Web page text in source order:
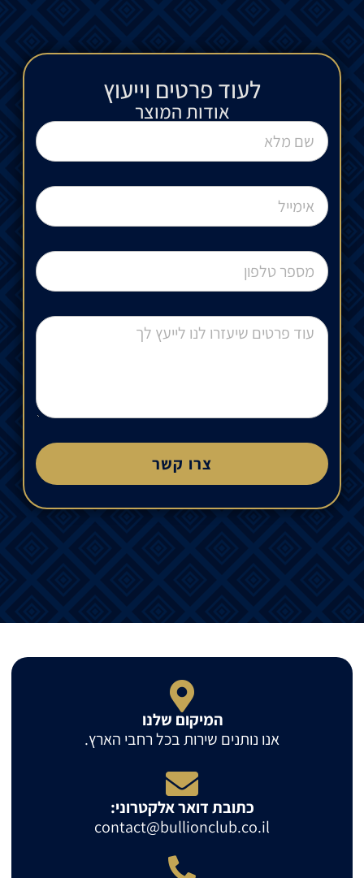
לעוד פרטים וייעוץ​
אודות המוצר
צרו קשר
המיקום שלנו
אנו נותנים שירות בכל רחבי הארץ.
כתובת דואר אלקטרוני:
contact@bullionclub.co.il